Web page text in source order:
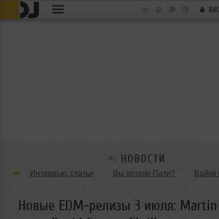
НОВОСТИ
Интервью, статьи Вы хотели Пати? Байки
Танцевальные стили Обзоры Вечеринок и
Новые EDM-релизы 3 июля: Martin